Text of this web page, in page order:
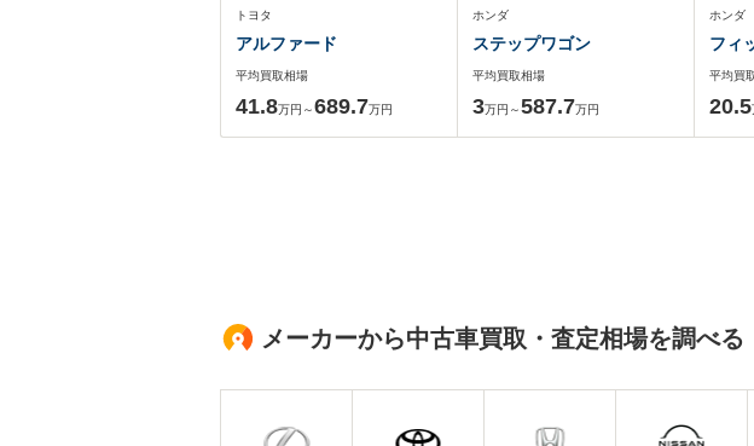
トヨタ
アルファード
平均買取相場
41.8万円～689.7万円
ホンダ
ステップワゴン
平均買取相場
3万円～587.7万円
ホンダ
フィ
平均買
20.5
メーカーから中古車買取・査定相場を調べる